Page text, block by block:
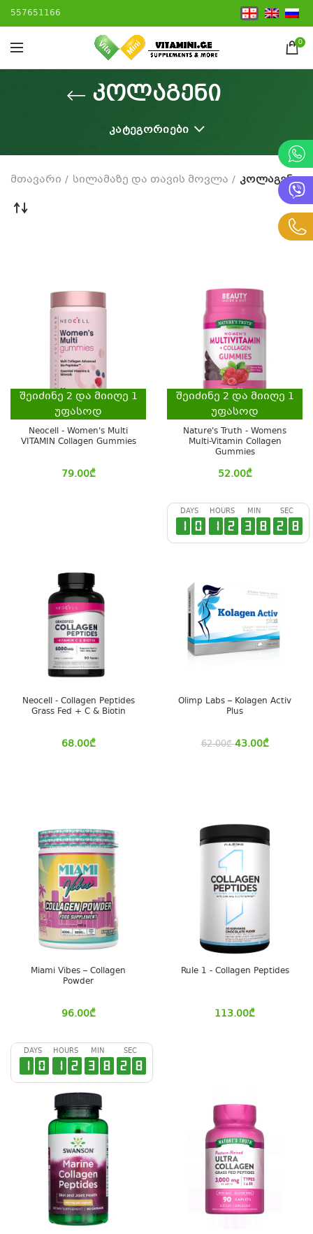
557651166
0
კოლაგენი
ᲙᲐᲢᲔᲒᲝᲠᲘᲔᲑᲘ
მთავარი სილამაზე და თავის მოვლა კოლაგენი
შეიძინე 2 და მიიღე 1
უფასოდ
Neocell - Women's Multi
VITAMIN Collagen Gummies
79.00₾
შეიძინე 2 და მიიღე 1
უფასოდ
Nature's Truth - Womens
Multi-Vitamin Collagen
Gummies
52.00₾
Neocell - Collagen Peptides
Grass Fed + C & Biotin
68.00₾
DAYS
1 0
HOURS
1 2
MIN
3 8
SEC
2 7
Olimp Labs – Kolagen Activ
Plus
62.00₾ 43.00₾
Miami Vibes – Collagen
Powder
96.00₾
Rule 1 - Collagen Peptides
113.00₾
DAYS
1 0
HOURS
1 2
MIN
3 8
SEC
2 7